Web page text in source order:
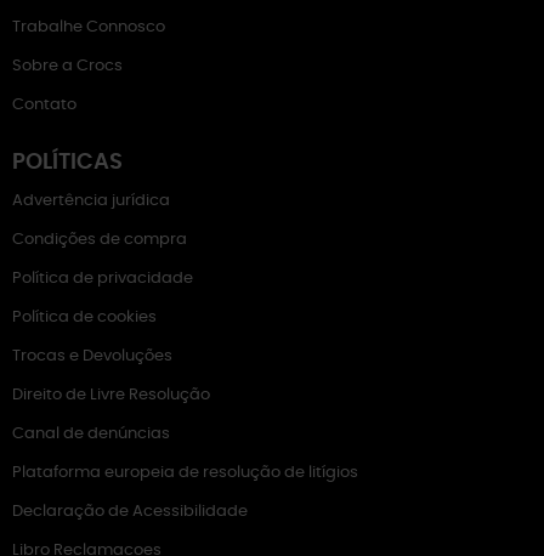
Trabalhe Connosco
Sobre a Crocs
Contato
POLÍTICAS
Advertência jurídica
Condições de compra
Política de privacidade
Política de cookies
Trocas e Devoluções
Direito de Livre Resolução
Canal de denúncias
Plataforma europeia de resolução de litígios
Declaração de Acessibilidade
Libro Reclamacoes